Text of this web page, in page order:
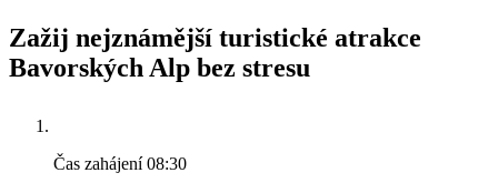
Zažij nejznámější turistické atrakce
Bavorských Alp bez stresu
Čas zahájení08:30